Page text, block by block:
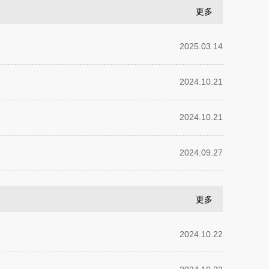
更多
2025.03.14
2024.10.21
2024.10.21
2024.09.27
更多
2024.10.22